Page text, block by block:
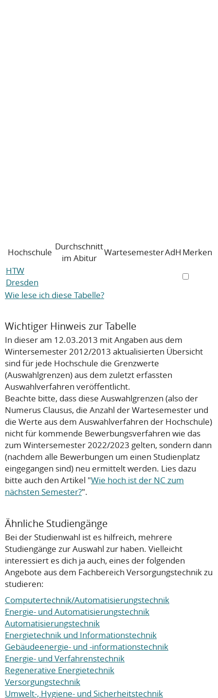
Hochschule
Durchschnitt
im Abitur
WartesemesterAdH Merken
HTW
Dresden
Wie lese ich diese Tabelle?
Wichtiger Hinweis zur Tabelle
In dieser am 12.03.2013 mit Angaben aus dem
Wintersemester 2012/2013 aktualisierten Übersicht
sind für jede Hochschule die Grenzwerte
(Auswahlgrenzen) aus dem zuletzt erfassten
Auswahlverfahren veröffentlicht.
Beachte bitte, dass diese Auswahlgrenzen (also der
Numerus Clausus, die Anzahl der Wartesemester und
die Werte aus dem Auswahlverfahren der Hochschule)
nichtfür kommende Bewerbungsverfahren wie das
zum Wintersemester 2022/2023 gelten, sondern dann
(nachdem alle Bewerbungen um einen Studienplatz
eingegangen sind) neu ermittelt werden. Lies dazu
bitte auch den Artikel "Wie hoch ist der NC zum
nächsten Semester?".
Ähnliche Studiengänge
Bei der Studienwahl ist es hilfreich, mehrere
Studiengänge zur Auswahl zur haben. Vielleicht
interessiert es dich ja auch, eines der folgenden
Angebote aus dem Fachbereich Versorgungstechnik zu
studieren:
Computertechnik/Automatisierungstechnik
Energie- und Automatisierungstechnik
Automatisierungstechnik
Energietechnik und Informationstechnik
Gebäudeenergie- und -informationstechnik
Energie- und Verfahrenstechnik
Regenerative Energietechnik
Versorgungstechnik
Umwelt-, Hygiene- und Sicherheitstechnik